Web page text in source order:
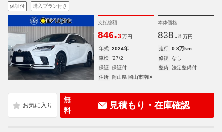
保証付 購入プラン付き
支払総額
846.3 万円
本体価格
838. 8 万円
年式 2024年 走行
0.8万km
車検
'27/2 修復
なし
保証
保証付 整備
法定整備付
住所
岡山県 岡山市南区
無
料
見積もり・在庫確認